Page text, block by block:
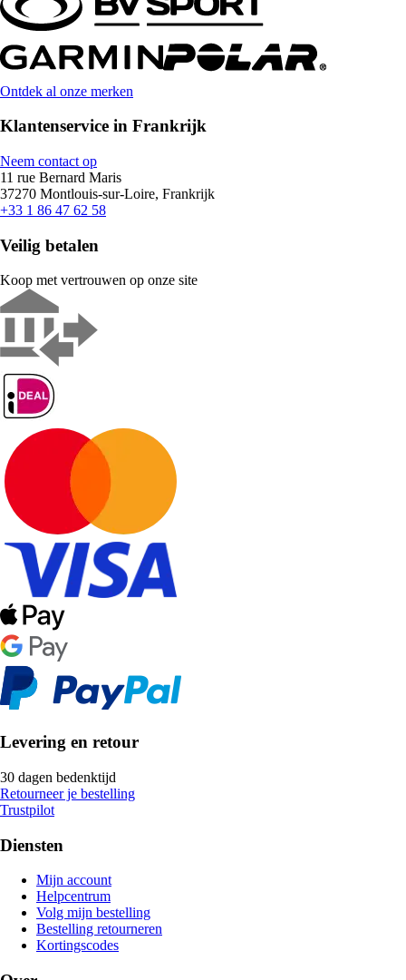
Ontdek al onze merken
Klantenservice in Frankrijk
Neem contact op
11 rue Bernard Maris
37270 Montlouis-sur-Loire, Frankrijk
+33 1 86 47 62 58
Veilig betalen
Koop met vertrouwen op onze site
Levering en retour
30 dagen bedenktijd
Retourneer je bestelling
Trustpilot
Diensten
Mijn account
Helpcentrum
Volg mijn bestelling
Bestelling retourneren
Kortingscodes